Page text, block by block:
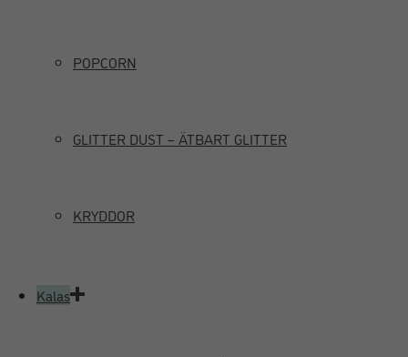
POPCORN
GLITTER DUST – ÄTBART GLITTER
KRYDDOR
Kalas